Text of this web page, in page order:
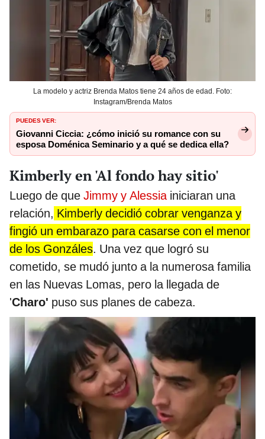
La modelo y actriz Brenda Matos tiene 24 años de edad. Foto:
Instagram/Brenda Matos
PUEDES VER:
Giovanni Ciccia: ¿cómo inició su romance con su
esposa Doménica Seminario y a qué se dedica ella?
Kimberly en 'Al fondo hay sitio'
Luego de que Jimmy y Alessiainiciaran una
relación, Kimberly decidió cobrar venganza y
fingió un embarazo para casarse con el menor
de los Gonzáles. Una vez que logró su
cometido, se mudó junto a la numerosa familia
en las Nuevas Lomas, pero la llegada de
'Charo' puso sus planes de cabeza.